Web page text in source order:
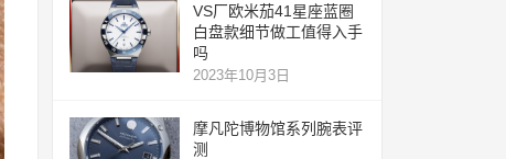
VS厂欧米茄41星座蓝圈
白盘款细节做工值得入手
吗
2023年10月3日
摩凡陀博物馆系列腕表评
测